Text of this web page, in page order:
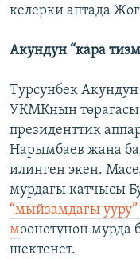
келерки аптада
Акундун “кара
Турсунбек
УКМКнын төрагасы
президенттик
Нарымбаев жана
илинген экен.
мурдагы катчысы
“мыйзамдагы
мөөнөтүнөн мурда
шектенет.